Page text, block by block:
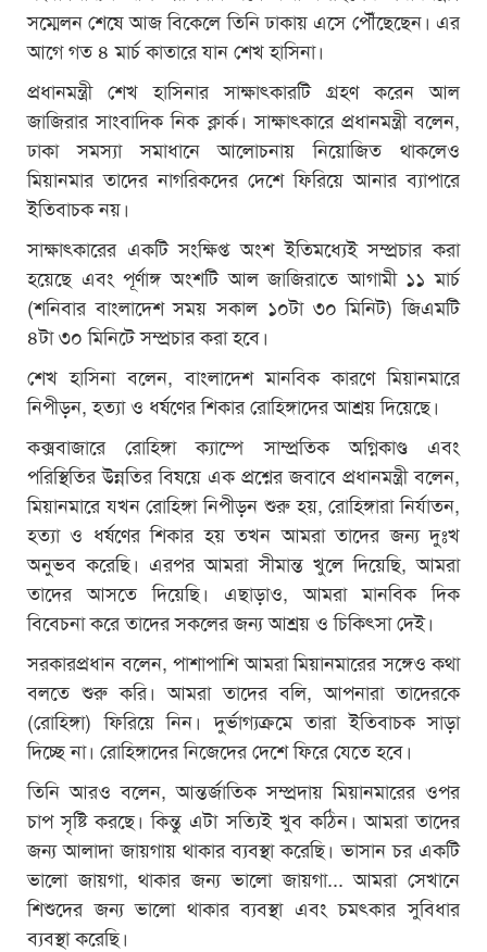
সম্মেলন শেষে আজ বিকেলে তিনি ঢাকায় এসে পৌঁছেছেন। এর
আগে গত ৪ মার্চ কাতারে যান শেখ হাসিনা।
প্রধানমন্ত্রী শেখ হাসিনার সাক্ষাৎকারটি গ্রহণ করেন আল
জাজিরার সাংবাদিক নিক ক্লার্ক। সাক্ষাৎকারে প্রধানমন্ত্রী বলেন,
ঢাকা সমস্যা সমাধানে আলোচনায় নিয়োজিত থাকলেও
মিয়ানমার তাদের নাগরিকদের দেশে ফিরিয়ে আনার ব্যাপারে
ইতিবাচক নয়।
সাক্ষাৎকারের একটি সংক্ষিপ্ত অংশ ইতিমধ্যেই সম্প্রচার করা
হয়েছে এবং পূর্ণাঙ্গ অংশটি আল জাজিরাতে আগামী ১১ মার্চ
(শনিবার বাংলাদেশ সময় সকাল ১০টা ৩০ মিনিট) জিএমটি
৪টা ৩০ মিনিটে সম্প্রচার করা হবে।
শেখ হাসিনা বলেন, বাংলাদেশ মানবিক কারণে মিয়ানমারে
নিপীড়ন, হত্যা ও ধর্ষণের শিকার রোহিঙ্গাদের আশ্রয় দিয়েছে।
কক্সবাজারে রোহিঙ্গা ক্যাম্পে সাম্প্রতিক অগ্নিকাণ্ড এবং
পরিস্থিতির উন্নতির বিষয়ে এক প্রশ্নের জবাবে প্রধানমন্ত্রী বলেন,
মিয়ানমারে যখন রোহিঙ্গা নিপীড়ন শুরু হয়, রোহিঙ্গারা নির্যাতন,
হত্যা ও ধর্ষণের শিকার হয় তখন আমরা তাদের জন্য দুঃখ
অনুভব করেছি। এরপর আমরা সীমান্ত খুলে দিয়েছি, আমরা
তাদের আসতে দিয়েছি। এছাড়াও, আমরা মানবিক দিক
বিবেচনা করে তাদের সকলের জন্য আশ্রয় ও চিকিৎসা দেই।
সরকারপ্রধান বলেন, পাশাপাশি আমরা মিয়ানমারের সঙ্গেও কথা
বলতে শুরু করি। আমরা তাদের বলি, আপনারা তাদেরকে
(রোহিঙ্গা) ফিরিয়ে নিন। দুর্ভাগ্যক্রমে তারা ইতিবাচক সাড়া
দিচ্ছে না। রোহিঙ্গাদের নিজেদের দেশে ফিরে যেতে হবে।
তিনি আরও বলেন, আন্তর্জাতিক সম্প্রদায় মিয়ানমারের ওপর
চাপ সৃষ্টি করছে। কিন্তু এটা সত্যিই খুব কঠিন। আমরা তাদের
জন্য আলাদা জায়গায় থাকার ব্যবস্থা করেছি। ভাসান চর একটি
ভালো জায়গা, থাকার জন্য ভালো জায়গা... আমরা সেখানে
শিশুদের জন্য ভালো থাকার ব্যবস্থা এবং চমৎকার সুবিধার
ব্যবস্থা করেছি।